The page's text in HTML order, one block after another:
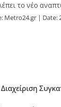
Διαχείριση
το νέο
Metro24.gr Date: